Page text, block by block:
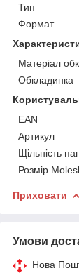
Тип
Формат
Матеріал
Обкладинка
EAN
Артикул
Щільність
Розмір
Приховати
Умови
Нова